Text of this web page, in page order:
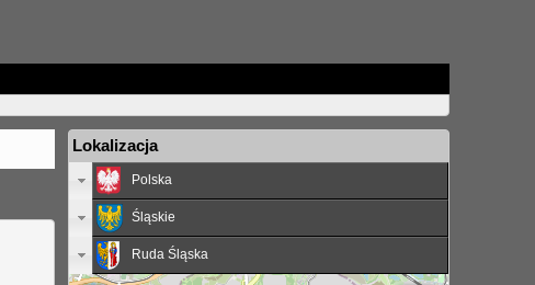
Lokalizacja
Polska
Śląskie
Ruda Śląska